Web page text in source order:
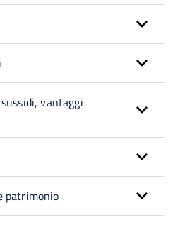
vantaggi
patrimonio